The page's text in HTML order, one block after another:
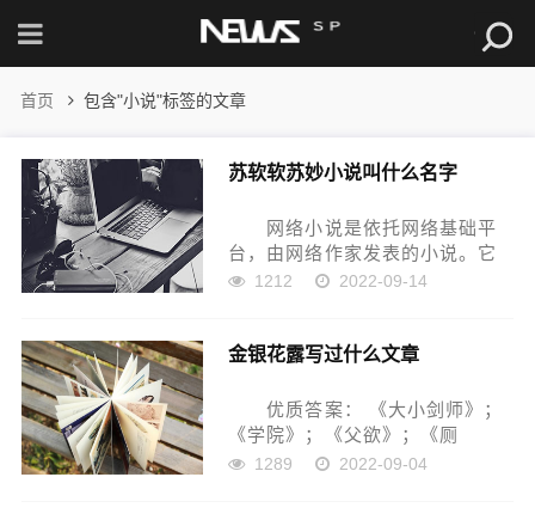
首页 包含"小说"标签的文章
苏软软苏妙小说叫什么名字
网络小说是依托网络基础平
台，由网络作家发表的小说。它
是随着网络的快速发展而出现的
读方式都较为简单，主要题材以
1212 2022-09-14
金银花露写过什么文章
优质答案： 《大小剑师》；
《学院》；《父欲》；《厕
所》；《困苦人生路》；《乐
1289 2022-09-04